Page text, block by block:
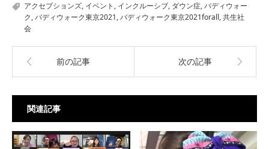
アクセプションズ, イベント, インクルーシブ, ダウン症,バディウォー
ク,バディウォーク東京2021,バディウォーク東京2021forall,共生社
会
前の記事 次の記事
関連記事